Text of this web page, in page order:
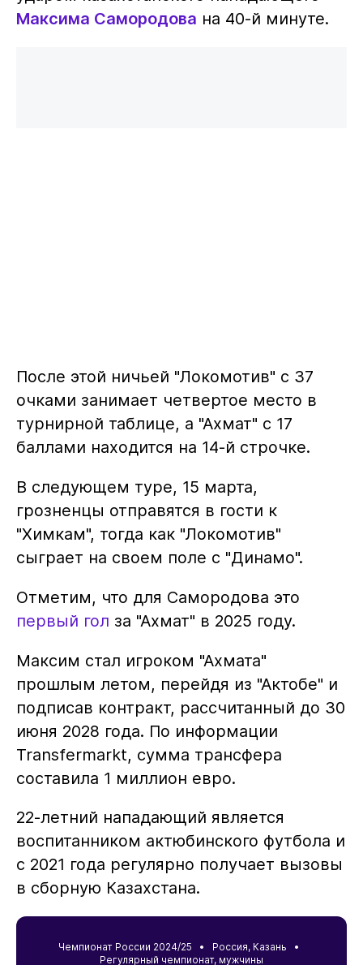
Максима Самородова на 40-й минуте.
После этой ничьей "Локомотив" с 37
очками занимает четвертое место в
турнирной таблице, а "Ахмат" с 17
баллами находится на 14-й строчке.
В следующем туре, 15 марта,
грозненцы отправятся в гости к
"Химкам", тогда как "Локомотив"
сыграет на своем поле с "Динамо".
Отметим, что для Самородова это
первый гол за "Ахмат" в 2025 году.
Максим стал игроком "Ахмата"
прошлым летом, перейдя из "Актобе" и
подписав контракт, рассчитанный до 30
июня 2028 года. По информации
Transfermarkt, сумма трансфера
составила 1 миллион евро.
22-летний нападающий является
воспитанником актюбинского футбола и
с 2021 года регулярно получает вызовы
в сборную Казахстана.
Чемпионат России 2024/25 • Россия, Казань •
Регулярный чемпионат, мужчины